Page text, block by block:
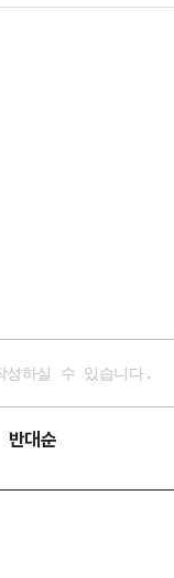
민심을 파고들
좋은 국회의원
반대순